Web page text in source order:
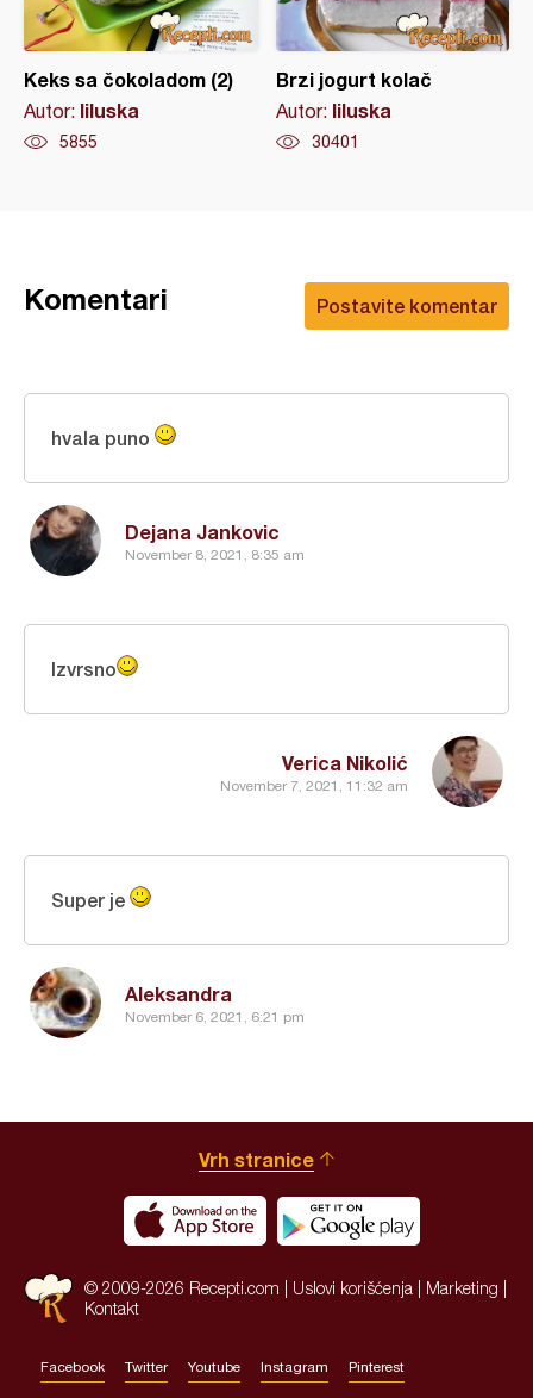
Keks sa čokoladom (2)
Autor: liluska
5855
Brzi jogurt kolač
Autor: liluska
30401
Postavite komentar
Komentari
Dejana Jankovic
November 8, 2021, 8:35 am
hvala puno
Verica Nikolić
November 7, 2021, 11:32 am
Izvrsno
Aleksandra
November 6, 2021, 6:21 pm
Super je
Vrh stranice
© 2009-2026 Recepti.com | Uslovi korišćenja Marketing
Kontakt
Facebook Twitter Youtube Instagram Pinterest